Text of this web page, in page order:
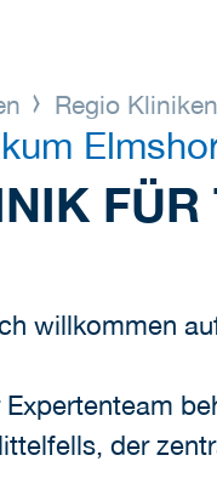
Regio Kliniken
FÜR
willkommen
Expertenteam
der